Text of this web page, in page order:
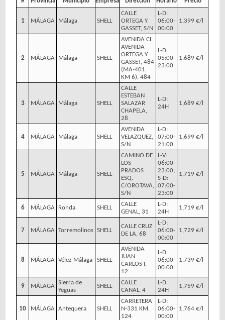
1 MÁLAGA Málaga SHELL
CALLE
ORTEGA Y
GASSET, S/N
L-D:
06:00-
00:00
1,399 €/l
2 MÁLAGA Málaga SHELL
AVENIDA CL
AVENIDA
ORTEGA Y
GASSET, 484
(MA-401
KM 6), 484
L-D:
05:00-
23:00
1,689 €/l
3 MÁLAGA Málaga SHELL
CALLE
ESTEBAN
SALAZAR
CHAPELA,
28
L-D:
24H
1,689 €/l
4 MÁLAGA Málaga SHELL
AVENIDA
VELAZQUEZ,
S/N
L-D:
07:00-
21:00
1,699 €/l
5 MÁLAGA Málaga SHELL
CAMINO DE
LOS
PRADOS
ESQ.
C/OROTAVA,
S/N
L-V:
06:00-
23:00;
S-D:
07:00-
23:00
1,719 €/l
6 MÁLAGA Ronda SHELL
CALLE
GENAL, 31
L-D:
24H
1,719 €/l
7 MÁLAGA Torremolinos SHELL
CALLE CRUZ
DE LA, 68
L-D:
06:00-
00:00
1,729 €/l
8 MÁLAGA Vélez-Málaga SHELL
AVENIDA
JUAN
CARLOS I,
12
L-D:
06:00-
00:00
1,739 €/l
9 MÁLAGA
Sierra de
Yeguas
SHELL
CALLE
CANAL, 4
L-D:
24H
1,759 €/l
10 MÁLAGA Antequera SHELL
CARRETERA
N-331 KM.
124
L-D:
06:00-
00:00
1,764 €/l